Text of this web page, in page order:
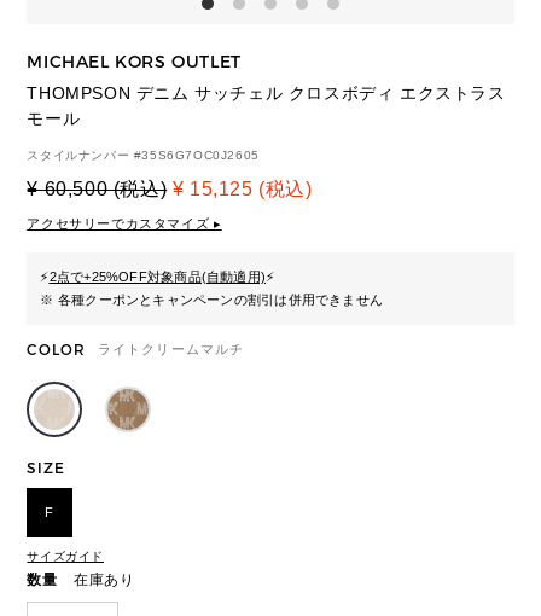
MICHAEL KORS OUTLET
THOMPSON デニム サッチェル クロスボディ エクストラス
モール
スタイルナンバー #35S6G7OC0J2605
¥ 60,500 (税込) ¥ 15,125 (税込)
アクセサリーでカスタマイズ ▸
⚡2点で+25%OFF対象商品(自動適用)⚡
※ 各種クーポンとキャンペーンの割引は併用できません
COLOR ライトクリームマルチ
SIZE
F
サイズガイド
数量 在庫あり